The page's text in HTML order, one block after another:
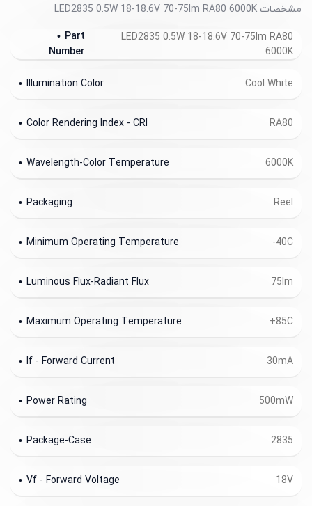
مشخصات LED2835 0.5W 18-18.6V 70-75lm RA80 6000K
LED2835 0.5W 18-18.6V 70-75lm RA80
6000K
Part
Number
Cool White
Illumination Color
RA80
Color Rendering Index - CRI
6000K
Wavelength-Color Temperature
Reel
Packaging
-40C
Minimum Operating Temperature
75lm
Luminous Flux-Radiant Flux
+85C
Maximum Operating Temperature
30mA
If - Forward Current
500mW
Power Rating
2835
Package-Case
18V
Vf - Forward Voltage